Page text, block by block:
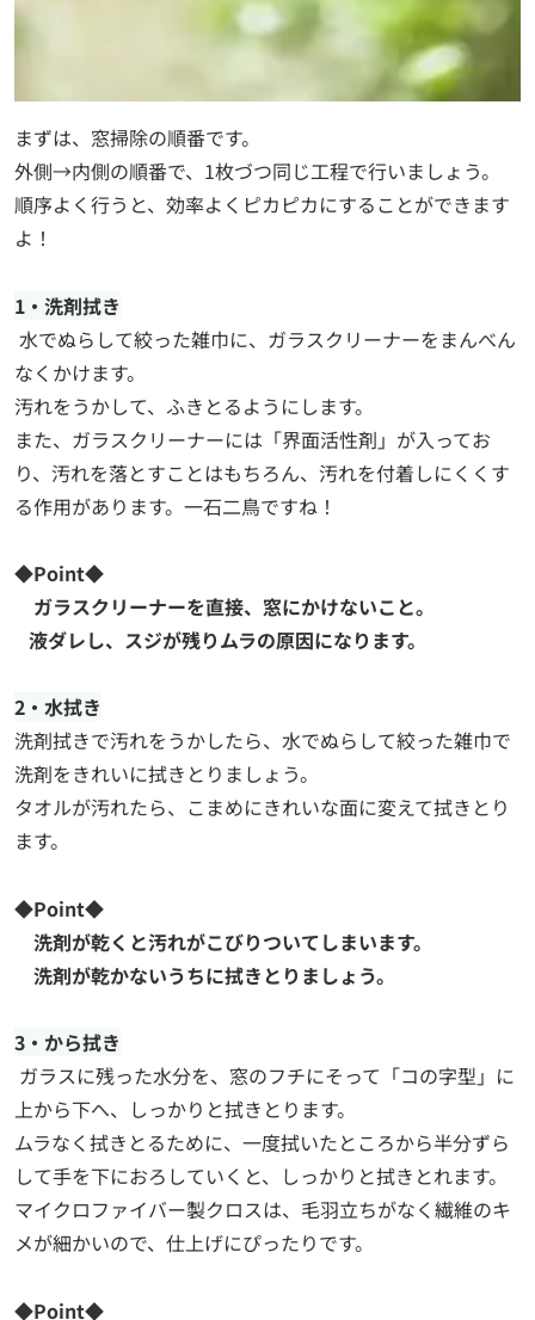
まずは、窓掃除の順番です。
外側→内側の順番で、1枚づつ同じ工程で行いましょう。
順序よく行うと、効率よくピカピカにすることができます
よ！
1・洗剤拭き
水でぬらして絞った雑巾に、ガラスクリーナーをまんべん
なくかけます。
汚れをうかして、ふきとるようにします。
また、ガラスクリーナーには「界面活性剤」が入ってお
り、汚れを落とすことはもちろん、汚れを付着しにくくす
る作用があります。一石二鳥ですね！
◆Point◆
ガラスクリーナーを直接、窓にかけないこと。
液ダレし、スジが残りムラの原因になります。
2・水拭き
洗剤拭きで汚れをうかしたら、水でぬらして絞った雑巾で
洗剤をきれいに拭きとりましょう。
タオルが汚れたら、こまめにきれいな面に変えて拭きとり
ます。
◆Point◆
洗剤が乾くと汚れがこびりついてしまいます。
洗剤が乾かないうちに拭きとりましょう。
3・から拭き
ガラスに残った水分を、窓のフチにそって「コの字型」に
上から下へ、しっかりと拭きとります。
ムラなく拭きとるために、一度拭いたところから半分ずら
して手を下におろしていくと、しっかりと拭きとれます。
マイクロファイバー製クロスは、毛羽立ちがなく繊維のキ
メが細かいので、仕上げにぴったりです。
◆Point◆